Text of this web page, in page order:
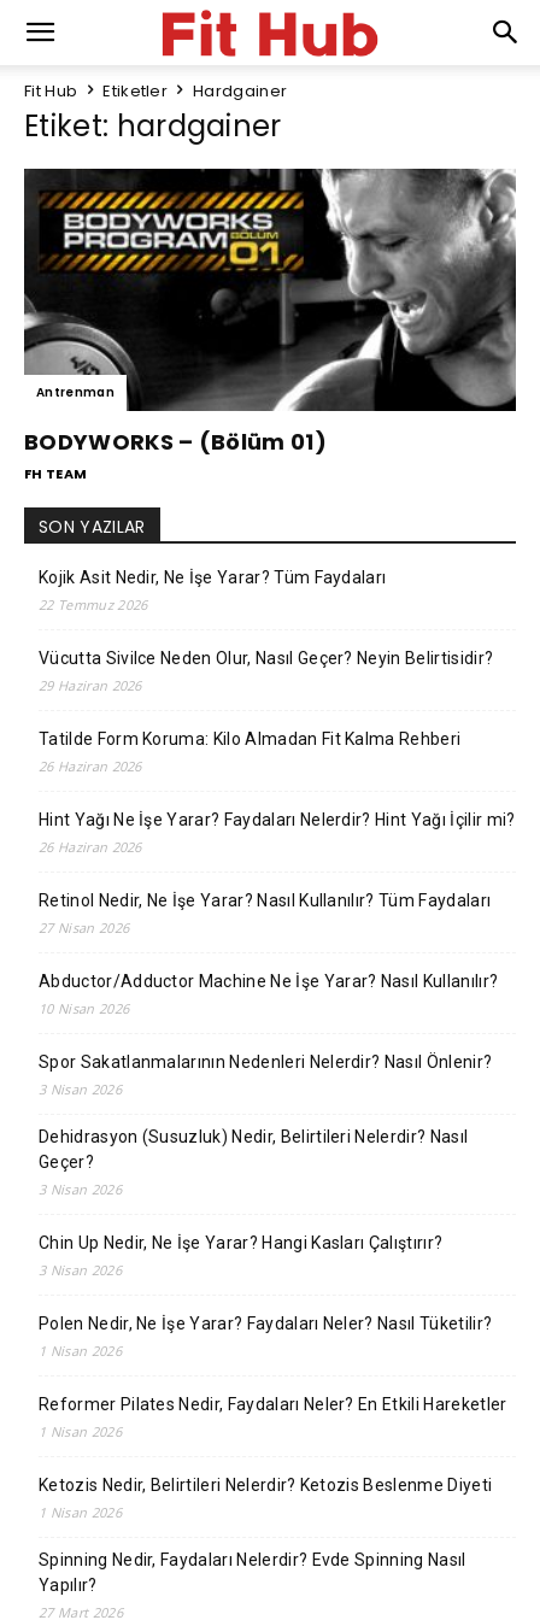
Fit Hub Etiketler Hardgainer
Etiket: hardgainer
Antrenman
BODYWORKS – (Bölüm 01)
FH TEAM
SON YAZILAR
Kojik Asit Nedir, Ne İşe Yarar? Tüm Faydaları
22 Temmuz 2026
Vücutta Sivilce Neden Olur, Nasıl Geçer? Neyin Belirtisidir?
29 Haziran 2026
Tatilde Form Koruma: Kilo Almadan Fit Kalma Rehberi
26 Haziran 2026
Hint Yağı Ne İşe Yarar? Faydaları Nelerdir? Hint Yağı İçilir mi?
26 Haziran 2026
Retinol Nedir, Ne İşe Yarar? Nasıl Kullanılır? Tüm Faydaları
27 Nisan 2026
Abductor/Adductor Machine Ne İşe Yarar? Nasıl Kullanılır?
10 Nisan 2026
Spor Sakatlanmalarının Nedenleri Nelerdir? Nasıl Önlenir?
3 Nisan 2026
Dehidrasyon (Susuzluk) Nedir, Belirtileri Nelerdir? Nasıl
Geçer?
3 Nisan 2026
Chin Up Nedir, Ne İşe Yarar? Hangi Kasları Çalıştırır?
3 Nisan 2026
Polen Nedir, Ne İşe Yarar? Faydaları Neler? Nasıl Tüketilir?
1 Nisan 2026
Reformer Pilates Nedir, Faydaları Neler? En Etkili Hareketler
1 Nisan 2026
Ketozis Nedir, Belirtileri Nelerdir? Ketozis Beslenme Diyeti
1 Nisan 2026
Spinning Nedir, Faydaları Nelerdir? Evde Spinning Nasıl
Yapılır?
27 Mart 2026